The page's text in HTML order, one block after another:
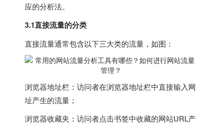
应的分析法。
3.1直接流量的分类
直接流量通常包含以下三大类的流量，如图：
浏览器地址栏：访问者在浏览器地址栏中直接输入网
址产生的流量；
浏览器收藏夹：访问者点击书签中收藏的网站URL产